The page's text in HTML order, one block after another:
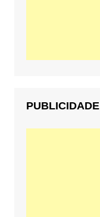
PUBLICIDADE